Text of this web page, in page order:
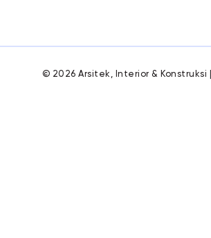
© 2026 Arsitek, Interior & Konstruksi |